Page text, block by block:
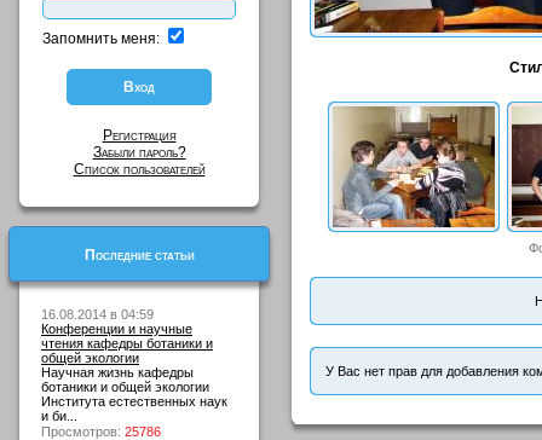
Запомнить меня:
Регистрация
Забыли пароль?
Список пользователей
Последние статьи
16.08.2014 в 04:59
Конференции и научные
чтения кафедры ботаники и
общей экологии
Научная жизнь кафедры
ботаники и общей экологии
Института естественных наук
и би...
Просмотров: 25786
У Вас нет прав для добавления